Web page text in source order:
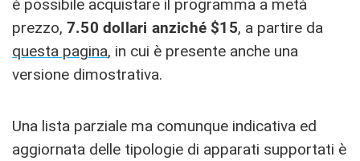
è possibile acquistare il programma a metà
prezzo, 7.50 dollari anziché $15, a partire da
questa pagina, in cui è presente anche una
versione dimostrativa.
Una lista parziale ma comunque indicativa ed
aggiornata delle tipologie di apparati supportati è